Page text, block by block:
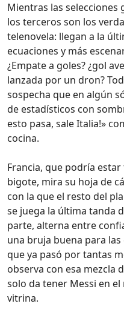
Mientras las
los terceros son los
telenovela: llegan a la
ecuaciones y más
¿Empate a goles? ¿gol
lanzada por un dron?
sospecha que en algún
de estadísticos con
esto pasa, sale Italia!»
cocina.
Francia, que podría
bigote, mira su hoja de
con la que el resto del
se juega la última tanda
parte, alterna entre
una bruja buena para
que ya pasó por tantas
observa con esa mezcla
solo da tener Messi en el
vitrina.